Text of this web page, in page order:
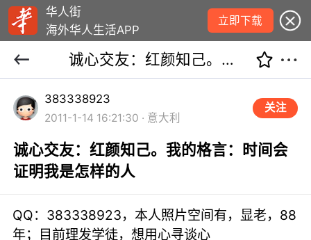
华人街
海外华人生活APP
立即下载
诚心交友：红颜知己。我的格言：时间会证明我是怎样的人
383338923
2011-1-14 16:21:30 · 意大利
关注
诚心交友：红颜知己。我的格言：时间会
证明我是怎样的人
QQ：383338923，本人照片空间有，显老，88
年；目前理发学徒，想用心寻谈心